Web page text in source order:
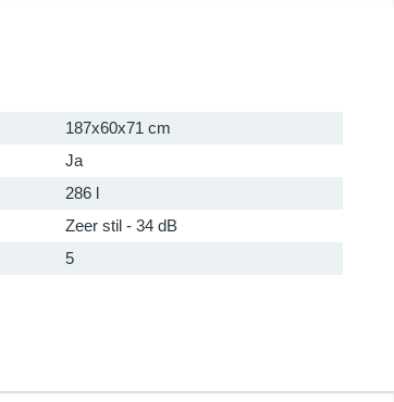
187x60x71 cm
Ja
286 l
Zeer stil - 34 dB
5